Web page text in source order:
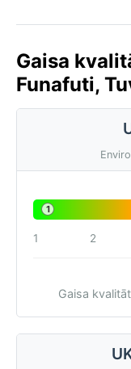
Gaisa
Funafuti,
1
1 2
Gaisa